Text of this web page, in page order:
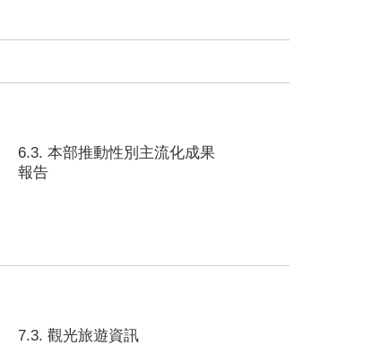
6.3. 本部推動性別主流化成果
報告
7.3. 觀光旅遊資訊